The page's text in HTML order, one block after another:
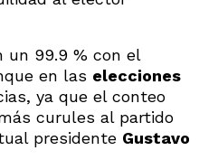
un 99.9 % con el
en las elecciones
ya que el conteo
curules al partido
presidente Gustavo